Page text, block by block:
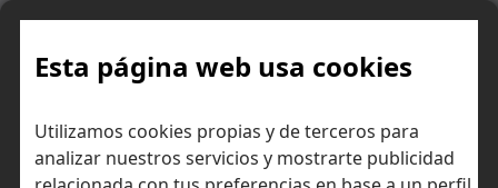
Esta página web usa cookies
Utilizamos cookies propias y de terceros para
analizar nuestros servicios y mostrarte publicidad
Skip
Inicio Consejos para invertir Ideas de inversión
Valores destacados de la semana: ArcelorMittal, Adidas,
Rheinmetall y Microsoft.